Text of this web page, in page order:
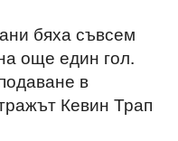
бяха съвсем
още един гол.
в
Кевин Трап